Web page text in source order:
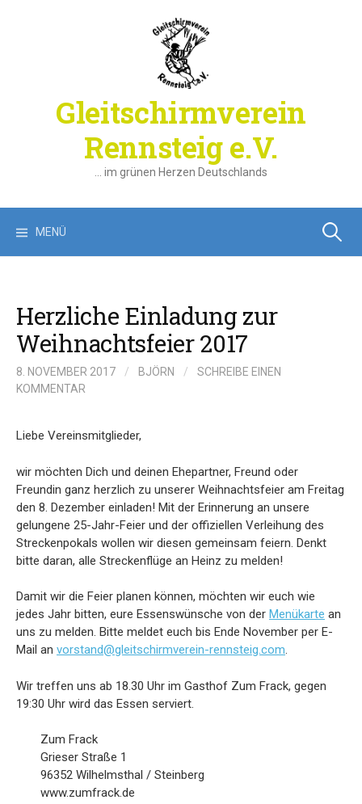
Gleitschirmverein
Rennsteig e.V.
… im grünen Herzen Deutschlands
MENÜ Suchen
Herzliche Einladung zur
Weihnachtsfeier 2017
8. NOVEMBER 2017 / BJÖRN /
SCHREIBE EINEN
KOMMENTAR
Liebe Vereinsmitglieder,
wir möchten Dich und deinen Ehepartner, Freund oder
Freundin ganz herzlich zu unserer Weihnachtsfeier am Freitag
den 8. Dezember einladen! Mit der Erinnerung an unsere
gelungene 25-Jahr-Feier und der offiziellen Verleihung des
Streckenpokals wollen wir diesen gemeinsam feiern. Denkt
bitte daran, alle Streckenflüge an Heinz zu melden!
Damit wir die Feier planen können, möchten wir euch wie
jedes Jahr bitten, eure Essenswünsche von der Menükarte an
uns zu melden. Bitte meldet euch bis Ende November per E-
Mail an vorstand@gleitschirmverein-rennsteig.com.
Wir treffen uns ab 18.30 Uhr im Gasthof Zum Frack, gegen
19:30 Uhr wird das Essen serviert.
Zum Frack
Grieser Straße 1
96352 Wilhelmsthal / Steinberg
www.zumfrack.de